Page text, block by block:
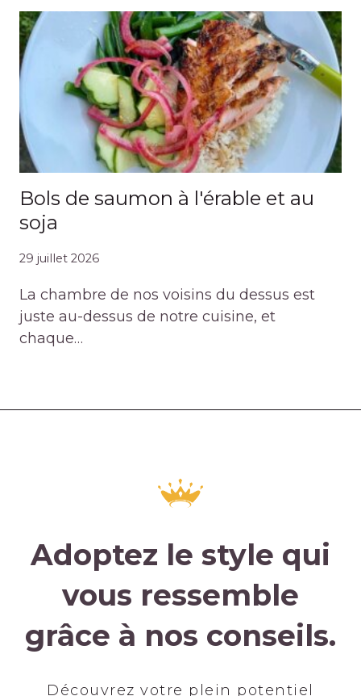
Bols de saumon à l'érable et au
soja
29 juillet 2026
La chambre de nos voisins du dessus est
juste au-dessus de notre cuisine, et
chaque…
Adoptez le style qui
vous ressemble
grâce à nos conseils.
Découvrez votre plein potentiel